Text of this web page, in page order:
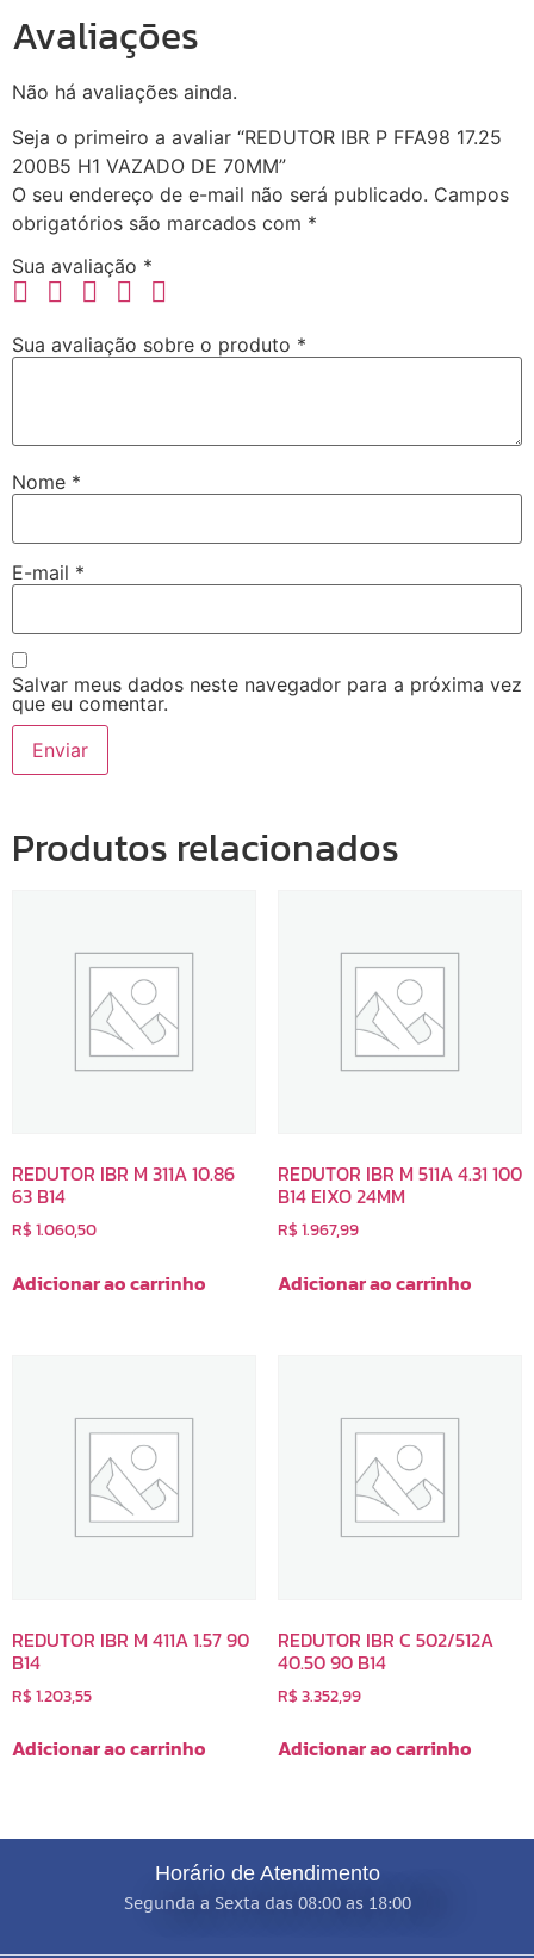
Avaliações
Não há avaliações ainda.
Seja o primeiro a avaliar “REDUTOR IBR P FFA98 17.25
200B5 H1 VAZADO DE 70MM”
O seu endereço de e-mail não será publicado. Campos
obrigatórios são marcados com *
Sua avaliação *
Sua avaliação sobre o produto *
Nome *
E-mail *
Salvar meus dados neste navegador para a próxima vez
que eu comentar.
Produtos relacionados
REDUTOR IBR M 311A 10.86
63 B14
R$1.060,50
Adicionar ao carrinho
REDUTOR IBR M 511A 4.31 100
B14 EIXO 24MM
R$1.967,99
Adicionar ao carrinho
REDUTOR IBR M 411A 1.57 90
B14
R$1.203,55
Adicionar ao carrinho
REDUTOR IBR C 502/512A
40.50 90 B14
R$3.352,99
Adicionar ao carrinho
Horário de Atendimento
Segunda a Sexta das 08:00 as 18:00